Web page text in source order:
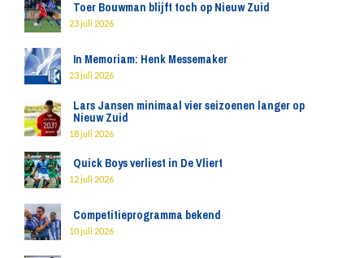
Toer Bouwman blijft toch op Nieuw Zuid
23 juli 2026
In Memoriam: Henk Messemaker
23 juli 2026
Lars Jansen minimaal vier seizoenen langer op
Nieuw Zuid
18 juli 2026
Quick Boys verliest in De Vliert
12 juli 2026
Competitieprogramma bekend
10 juli 2026